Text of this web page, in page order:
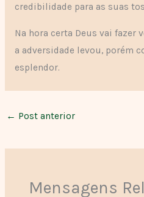
credibilidade para as suas
Na hora certa Deus vai fazer
a adversidade levou, porém
esplendor.
← Post anterior
Mensagens